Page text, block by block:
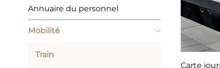
Annuaire du personnel
Mobilité
Train
Carte